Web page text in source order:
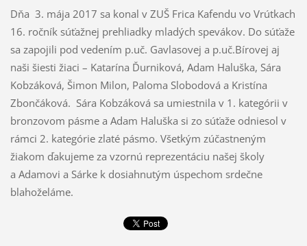
Dňa 3. mája 2017 sa konal v ZUŠ Frica Kafendu vo Vrútkach
16. ročník súťažnej prehliadky mladých spevákov. Do súťaže
sa zapojili pod vedením p.uč. Gavlasovej a p.uč.Bírovej aj
naši šiesti žiaci – Katarína Ďurniková, Adam Haluška, Sára
Kobzáková, Šimon Milon, Paloma Slobodová a Kristína
Zbončáková. Sára Kobzáková sa umiestnila v 1. kategórii v
bronzovom pásme a Adam Haluška si zo súťaže odniesol v
rámci 2. kategórie zlaté pásmo. Všetkým zúčastneným
žiakom ďakujeme za vzornú reprezentáciu našej školy
a Adamovi a Sárke k dosiahnutým úspechom srdečne
blahoželáme.